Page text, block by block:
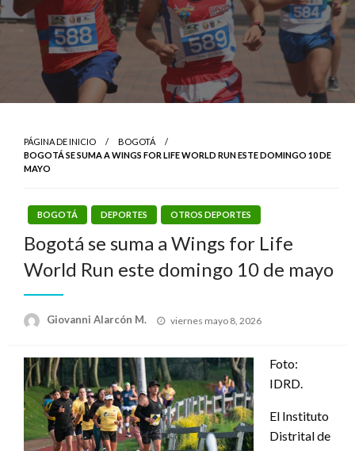
PÁGINA DE INICIO
BOGOTÁ
BOGOTÁ SE SUMA A WINGS FOR LIFE WORLD RUN ESTE DOMINGO 10 DE
MAYO
BOGOTÁ DEPORTES OTROS DEPORTES
Bogotá se suma a Wings for Life
World Run este domingo 10 de mayo
Giovanni Alarcón M.
Publicado
viernes mayo 8, 2026
Foto:
IDRD.
El Instituto
Distrital de